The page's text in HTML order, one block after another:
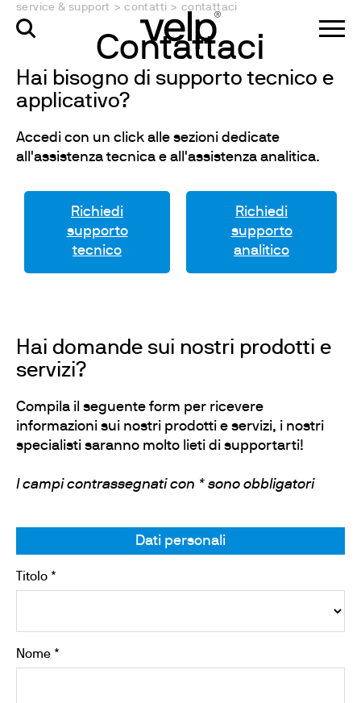
service & support > contatti > contattaci
Contattaci
Hai bisogno di supporto tecnico e
applicativo?
Accedi con un click alle sezioni dedicate
all'assistenza tecnica e all'assistenza analitica.
Richiedi
supporto
tecnico
Richiedi
supporto
analitico
Hai domande sui nostri prodotti e
servizi?
Compila il seguente form per ricevere
informazioni sui nostri prodotti e servizi, i nostri
specialisti saranno molto lieti di supportarti!
I campi contrassegnati con * sono obbligatori
Dati personali
Titolo *
Nome *